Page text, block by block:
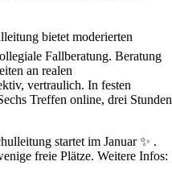
bietet moderierten
Fallberatung. Beratung
an realen
vertraulich. In festen
Treffen online, drei Stunden
startet im Januar ✨ .
freie Plätze. Weitere Infos: